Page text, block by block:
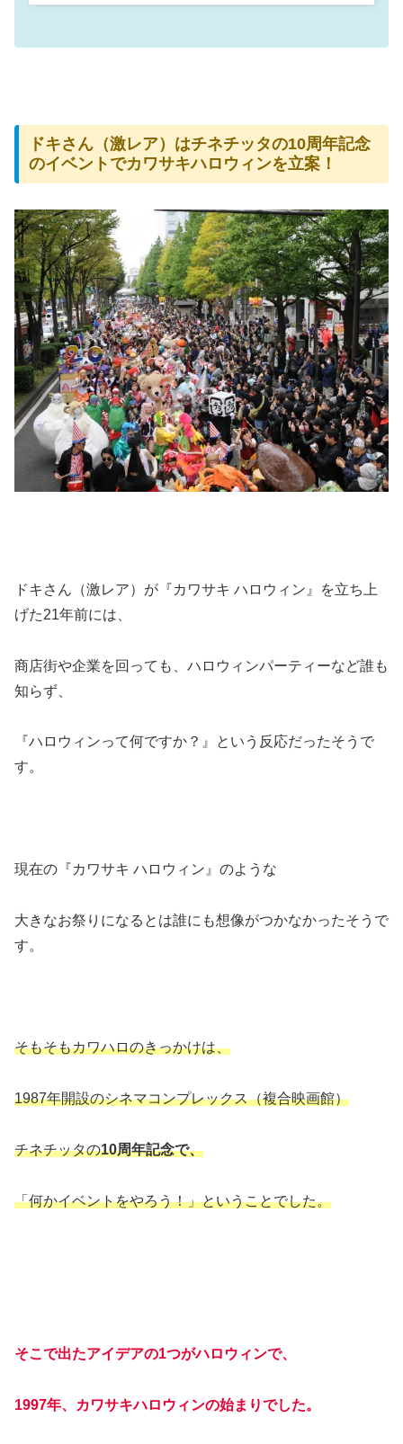
ドキさん（激レア）はチネチッタの10周年記念
のイベントでカワサキハロウィンを立案！
ドキさん（激レア）が『カワサキ ハロウィン』を立ち上
げた21年前には、
商店街や企業を回っても、ハロウィンパーティーなど誰も
知らず、
『ハロウィンって何ですか？』という反応だったそうで
す。
現在の『カワサキ ハロウィン』のような
大きなお祭りになるとは誰にも想像がつかなかったそうで
す。
そもそもカワハロのきっかけは、
1987年開設のシネマコンプレックス（複合映画館）
チネチッタの10周年記念で、
「何かイベントをやろう！」ということでした。
そこで出たアイデアの1つがハロウィンで、
1997年、カワサキハロウィンの始まりでした。